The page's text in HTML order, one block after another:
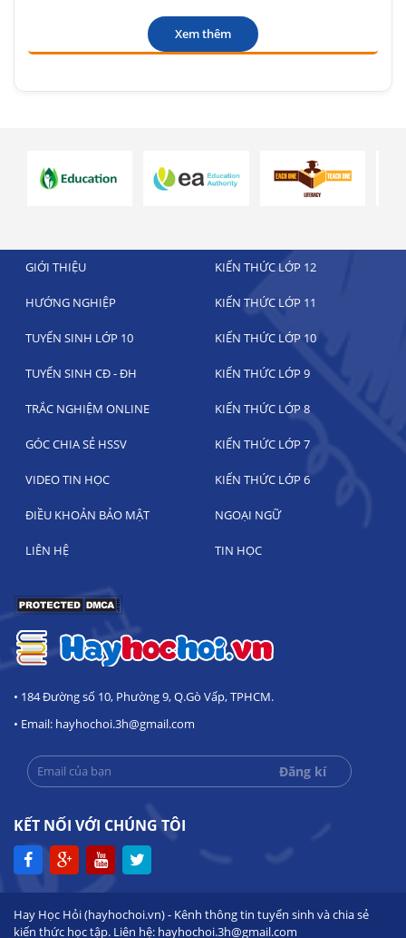
Xem thêm
GIỚI THIỆU KIẾN THỨC LỚP 12
HƯỚNG NGHIỆP KIẾN THỨC LỚP 11
TUYỂN SINH LỚP 10 KIẾN THỨC LỚP 10
TUYỂN SINH CĐ - ĐH KIẾN THỨC LỚP 9
TRẮC NGHIỆM ONLINE KIẾN THỨC LỚP 8
GÓC CHIA SẺ HSSV KIẾN THỨC LỚP 7
VIDEO TIN HỌC KIẾN THỨC LỚP 6
ĐIỀU KHOẢN BẢO MẬT NGOẠI NGỮ
LIÊN HỆ TIN HỌC
• 184 Đường số 10, Phường 9, Q.Gò Vấp, TPHCM.
• Email: hayhochoi.3h@gmail.com
KẾT NỐI VỚI CHÚNG TÔI
Hay Học Hỏi (hayhochoi.vn) - Kênh thông tin tuyển sinh và chia sẻ
kiến thức học tập. Liên hệ: hayhochoi.3h@gmail.com